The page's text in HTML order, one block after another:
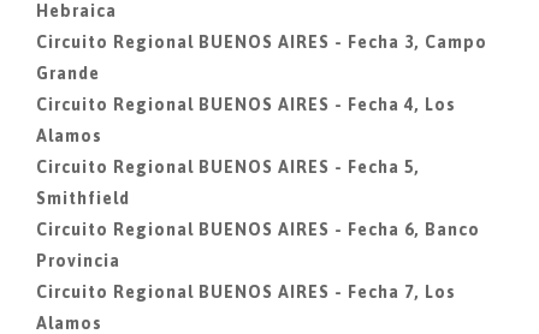
Hebraica
Circuito Regional BUENOS AIRES - Fecha 3, Campo
Grande
Circuito Regional BUENOS AIRES - Fecha 4, Los
Alamos
Circuito Regional BUENOS AIRES - Fecha 5,
Smithfield
Circuito Regional BUENOS AIRES - Fecha 6, Banco
Provincia
Circuito Regional BUENOS AIRES - Fecha 7, Los
Alamos